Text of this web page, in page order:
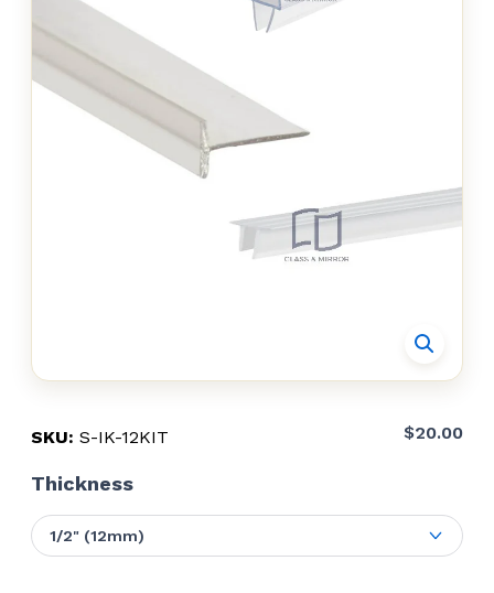
SKU: S-IK-12KIT $20.00
Thickness
1/2" (12mm)